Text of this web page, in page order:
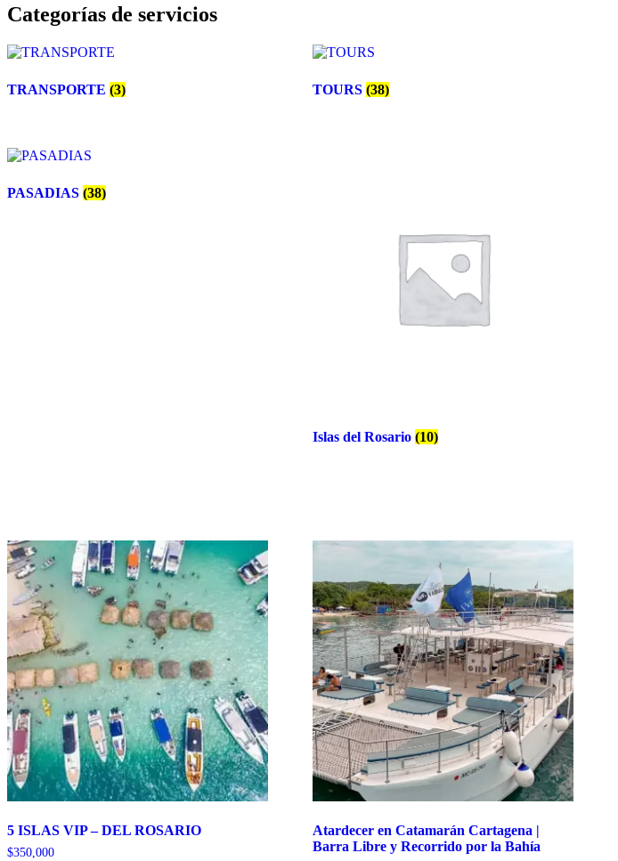
Categorías de servicios
TRANSPORTE (3) TOURS(38)
PASADIAS (38)
Islas del Rosario(10)
5 ISLAS VIP – DEL ROSARIO
$350,000
Atardecer en Catamarán Cartagena |
Barra Libre y Recorrido por la Bahía